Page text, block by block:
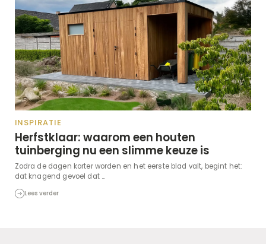
INSPIRATIE
Herfstklaar: waarom een houten
tuinberging nu een slimme keuze is
Zodra de dagen korter worden en het eerste blad valt, begint het:
dat knagend gevoel dat ...
Lees verder